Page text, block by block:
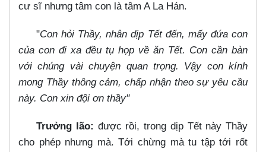
cư sĩ nhưng tâm con là tâm A La Hán.
"Con hỏi Thầy, nhân dịp Tết đến, mấy đứa con
của con đi xa đều tụ họp về ăn Tết. Con cần bàn
với chúng vài chuyện quan trọng. Vậy con kính
mong Thầy thông cảm, chấp nhận theo sự yêu cầu
này. Con xin đội ơn thầy"
Trưởng lão: được rồi, trong dịp Tết này Thầy
cho phép nhưng mà. Tới chừng mà tu tập tới rốt